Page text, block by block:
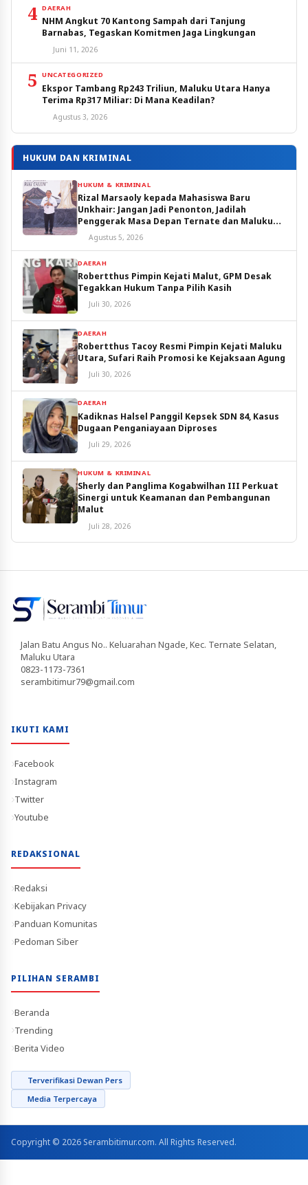
4 DAERAH
NHM Angkut 70 Kantong Sampah dari Tanjung
Barnabas, Tegaskan Komitmen Jaga Lingkungan
Juni 11, 2026
5 UNCATEGORIZED
Ekspor Tambang Rp243 Triliun, Maluku Utara Hanya
Terima Rp317 Miliar: Di Mana Keadilan?
Agustus 3, 2026
HUKUM DAN KRIMINAL
HUKUM & KRIMINAL
Rizal Marsaoly kepada Mahasiswa Baru
Unkhair: Jangan Jadi Penonton, Jadilah
Penggerak Masa Depan Ternate dan Maluku
Utara
Agustus 5, 2026
DAERAH
Robertthus Pimpin Kejati Malut, GPM Desak
Tegakkan Hukum Tanpa Pilih Kasih
Juli 30, 2026
DAERAH
Robertthus Tacoy Resmi Pimpin Kejati Maluku
Utara, Sufari Raih Promosi ke Kejaksaan Agung
Juli 30, 2026
DAERAH
Kadiknas Halsel Panggil Kepsek SDN 84, Kasus
Dugaan Penganiayaan Diproses
Juli 29, 2026
HUKUM & KRIMINAL
Sherly dan Panglima Kogabwilhan III Perkuat
Sinergi untuk Keamanan dan Pembangunan
Malut
Juli 28, 2026
Jalan Batu Angus No.. Keluarahan Ngade, Kec. Ternate Selatan,
Maluku Utara
0823-1173-7361
serambitimur79@gmail.com
IKUTI KAMI
Facebook
Instagram
Twitter
Youtube
REDAKSIONAL
Redaksi
Kebijakan Privacy
Panduan Komunitas
Pedoman Siber
PILIHAN SERAMBI
Beranda
Trending
Berita Video
Terverifikasi Dewan Pers
Media Terpercaya
Copyright © 2026 Serambitimur.com. All Rights Reserved.